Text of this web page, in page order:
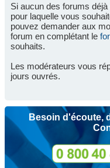
Si aucun des forums
pour laquelle vous
pouvez demander aux
forum en complétant le
souhaits.
Les modérateurs vous
jours ouvrés.
Besoin d'écoute,